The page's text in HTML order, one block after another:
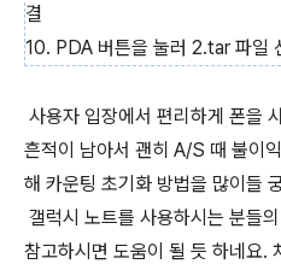
결
10. PDA 버튼을 눌러 2.tar 파일
사용자 입장에서 편리하게 폰을
흔적이 남아서 괜히 A/S 때 불이
해 카운팅 초기화 방법을 많이들
갤럭시 노트를 사용하시는 분들
참고하시면 도움이 될 듯 하네요.